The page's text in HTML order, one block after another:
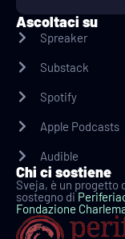
Ascoltaci su
Spreaker
Substack
Spotify
Apple Podcasts
Audible
Chi ci sostiene
Sveja, è un progetto
sostegno di
Fondazione